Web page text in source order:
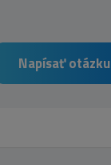
Napísať otázku